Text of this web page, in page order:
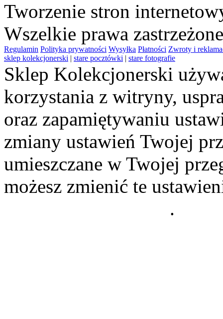
Tworzenie stron
Wszelkie prawa
Regulamin Polityka prywatności Wysyłka Płatności Zwroty i
sklep kolekcjonerski | stare pocztówki | stare fotografie
Sklep Kolekcjonerski
korzystania z witryny,
oraz zapamiętywaniu
zmiany ustawień Twojej
umieszczane w Twojej
możesz zmienić te
.